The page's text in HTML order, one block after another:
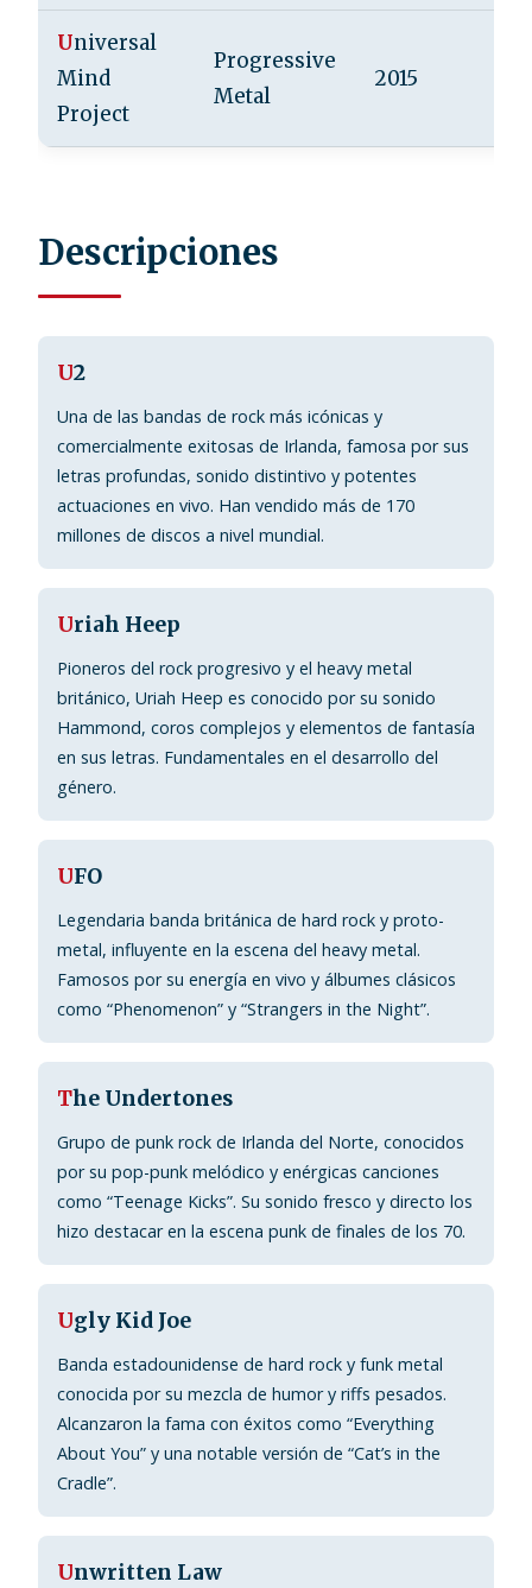
Universal
Mind
Project
Progressive
Metal
2015
Descripciones
U2
Una de las bandas de rock más icónicas y
comercialmente exitosas de Irlanda, famosa por sus
letras profundas, sonido distintivo y potentes
actuaciones en vivo. Han vendido más de 170
millones de discos a nivel mundial.
Uriah Heep
Pioneros del rock progresivo y el heavy metal
británico, Uriah Heep es conocido por su sonido
Hammond, coros complejos y elementos de fantasía
en sus letras. Fundamentales en el desarrollo del
género.
UFO
Legendaria banda británica de hard rock y proto-
metal, influyente en la escena del heavy metal.
Famosos por su energía en vivo y álbumes clásicos
como “Phenomenon” y “Strangers in the Night”.
The Undertones
Grupo de punk rock de Irlanda del Norte, conocidos
por su pop-punk melódico y enérgicas canciones
como “Teenage Kicks”. Su sonido fresco y directo los
hizo destacar en la escena punk de finales de los 70.
Ugly Kid Joe
Banda estadounidense de hard rock y funk metal
conocida por su mezcla de humor y riffs pesados.
Alcanzaron la fama con éxitos como “Everything
About You” y una notable versión de “Cat’s in the
Cradle”.
Unwritten Law